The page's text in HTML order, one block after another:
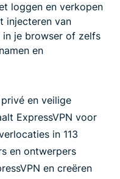
loggen en verkopen
injecteren van
je browser of zelfs
en
en veilige
ExpressVPN voor
in 113
en ontwerpers
en creëren